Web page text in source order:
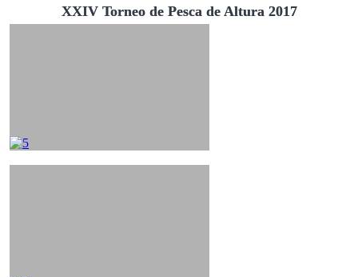
XXIV Torneo de Pesca de Altura 2017